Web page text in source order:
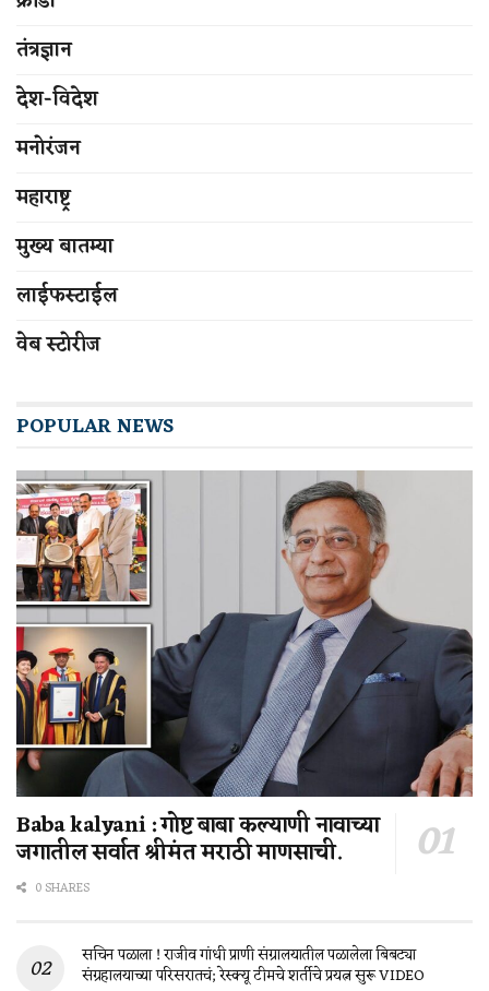
तंत्रज्ञान
देश-विदेश
मनोरंजन
महाराष्ट्र
मुख्य बातम्या
लाईफस्टाईल
वेब स्टोरीज
POPULAR NEWS
Baba kalyani : गोष्ट बाबा कल्याणी नावाच्या
जगातील सर्वात श्रीमंत मराठी माणसाची.
0 SHARES
सचिन पळाला ! राजीव गांधी प्राणी संग्रालयातील पळालेला बिबट्या
संग्रहालयाच्या परिसरातचं; रेस्क्यू टीमचे शर्तीचे प्रयत्न सुरू VIDEO